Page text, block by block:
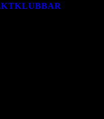
KLUBBAR